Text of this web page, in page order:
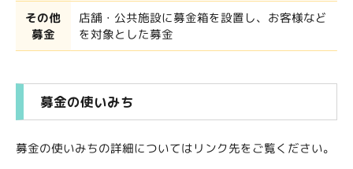
その他
募金
店舗・公共施設に募金箱を設置し、お客様など
を対象とした募金
募金の使いみち
募金の使いみちの詳細についてはリンク先をご覧ください。